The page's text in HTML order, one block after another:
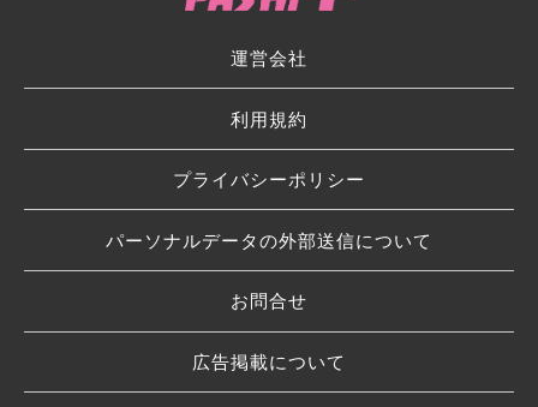
運営会社
利用規約
プライバシーポリシー
パーソナルデータの外部送信について
お問合せ
広告掲載について